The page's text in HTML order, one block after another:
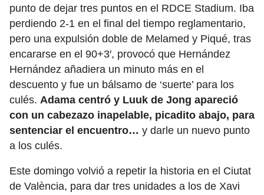
punto de dejar tres puntos en el RDCE Stadium. Iba
perdiendo 2-1 en el final del tiempo reglamentario,
pero una expulsión doble de Melamed y Piqué, tras
encararse en el 90+3′, provocó que Hernández
Hernández añadiera un minuto más en el
descuento y fue un bálsamo de ‘suerte’ para los
culés. Adama centró y Luuk de Jong apareció
con un cabezazo inapelable, picadito abajo, para
sentenciar el encuentro… y darle un nuevo punto
a los culés.
Este domingo volvió a repetir la historia en el Ciutat
de València, para dar tres unidades a los de Xavi